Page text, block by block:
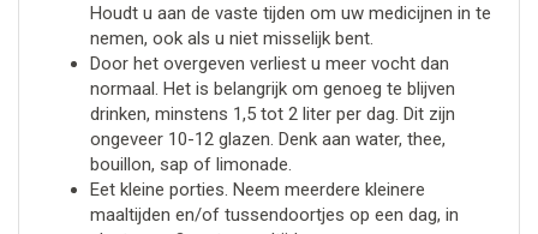
Houdt u aan de vaste tijden om uw medicijnen in te
nemen, ook als u niet misselijk bent.
Door het overgeven verliest u meer vocht dan
normaal. Het is belangrijk om genoeg te blijven
drinken, minstens 1,5 tot 2 liter per dag. Dit zijn
ongeveer 10-12 glazen. Denk aan water, thee,
bouillon, sap of limonade.
Eet kleine porties. Neem meerdere kleinere
maaltijden en/of tussendoortjes op een dag, in